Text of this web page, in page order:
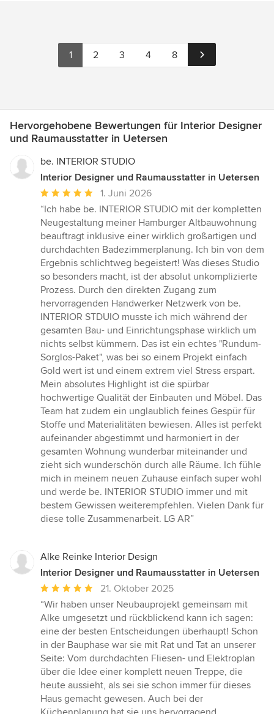
1 2 3 4 8
Hervorgehobene Bewertungen für Interior Designer
und Raumausstatter in Uetersen
be. INTERIOR STUDIO
Interior Designer und Raumausstatter in Uetersen
Durchschnittliche
Bewertung:
5
von
5
Sternen
1. Juni 2026
“Ich habe be. INTERIOR STUDIO mit der kompletten
Neugestaltung meiner Hamburger Altbauwohnung
beauftragt inklusive einer wirklich großartigen und
durchdachten Badezimmerplanung. Ich bin von dem
Ergebnis schlichtweg begeistert! Was dieses Studio
so besonders macht, ist der absolut unkomplizierte
Prozess. Durch den direkten Zugang zum
hervorragenden Handwerker Netzwerk von be.
INTERIOR STDUIO musste ich mich während der
gesamten Bau- und Einrichtungsphase wirklich um
nichts selbst kümmern. Das ist ein echtes "Rundum-
Sorglos-Paket", was bei so einem Projekt einfach
Gold wert ist und einem extrem viel Stress erspart.
Mein absolutes Highlight ist die spürbar
hochwertige Qualität der Einbauten und Möbel. Das
Team hat zudem ein unglaublich feines Gespür für
Stoffe und Materialitäten bewiesen. Alles ist perfekt
aufeinander abgestimmt und harmoniert in der
gesamten Wohnung wunderbar miteinander und
zieht sich wunderschön durch alle Räume. Ich fühle
mich in meinem neuen Zuhause einfach super wohl
und werde be. INTERIOR STUDIO immer und mit
bestem Gewissen weiterempfehlen. Vielen Dank für
diese tolle Zusammenarbeit. LG AR”
Alke Reinke Interior Design
Interior Designer und Raumausstatter in Uetersen
Durchschnittliche
Bewertung:
5
von
5
Sternen
21. Oktober 2025
“Wir haben unser Neubauprojekt gemeinsam mit
Alke umgesetzt und rückblickend kann ich sagen:
eine der besten Entscheidungen überhaupt! Schon
in der Bauphase war sie mit Rat und Tat an unserer
Seite: Vom durchdachten Fliesen- und Elektroplan
über die Idee einer komplett neuen Treppe, die
heute aussieht, als sei sie schon immer für dieses
Haus gemacht gewesen. Auch bei der